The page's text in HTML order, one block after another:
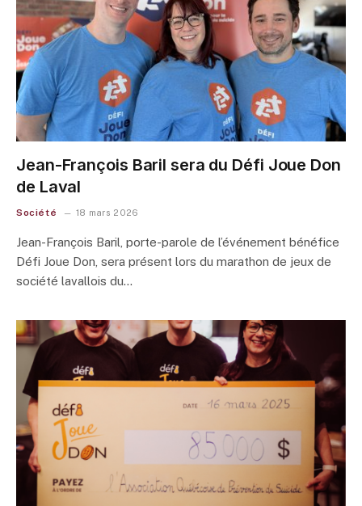
Jean-François Baril sera du Défi Joue Don
de Laval
Société 18 mars 2026
Jean-François Baril, porte-parole de l’événement bénéfice
Défi Joue Don, sera présent lors du marathon de jeux de
société lavallois du…